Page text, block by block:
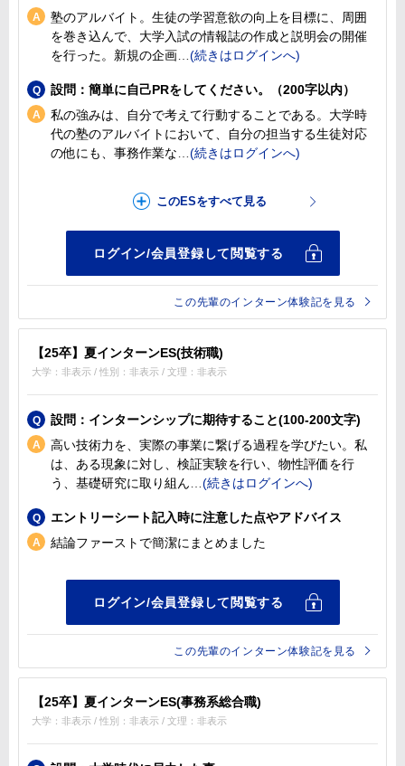
塾のアルバイト。生徒の学習意欲の向上を目標に、周囲
を巻き込んで、大学入試の情報誌の作成と説明会の開催
を行った。新規の企画
設問：簡単に自己PRをしてください。（200字以内）
私の強みは、自分で考えて行動することである。大学時
代の塾のアルバイトにおいて、自分の担当する生徒対応
の他にも、事務作業な
この先輩のインターン体験記を見る
【25卒】夏インターンES(技術職)
大学：非表示 / 性別：非表示 / 文理：非表示
設問：インターンシップに期待すること(100-200文字)
高い技術力を、実際の事業に繋げる過程を学びたい。私
は、ある現象に対し、検証実験を行い、物性評価を行
う、基礎研究に取り組ん
エントリーシート記入時に注意した点やアドバイス
結論ファーストで簡潔にまとめました
この先輩のインターン体験記を見る
【25卒】夏インターンES(事務系総合職)
大学：非表示 / 性別：非表示 / 文理：非表示